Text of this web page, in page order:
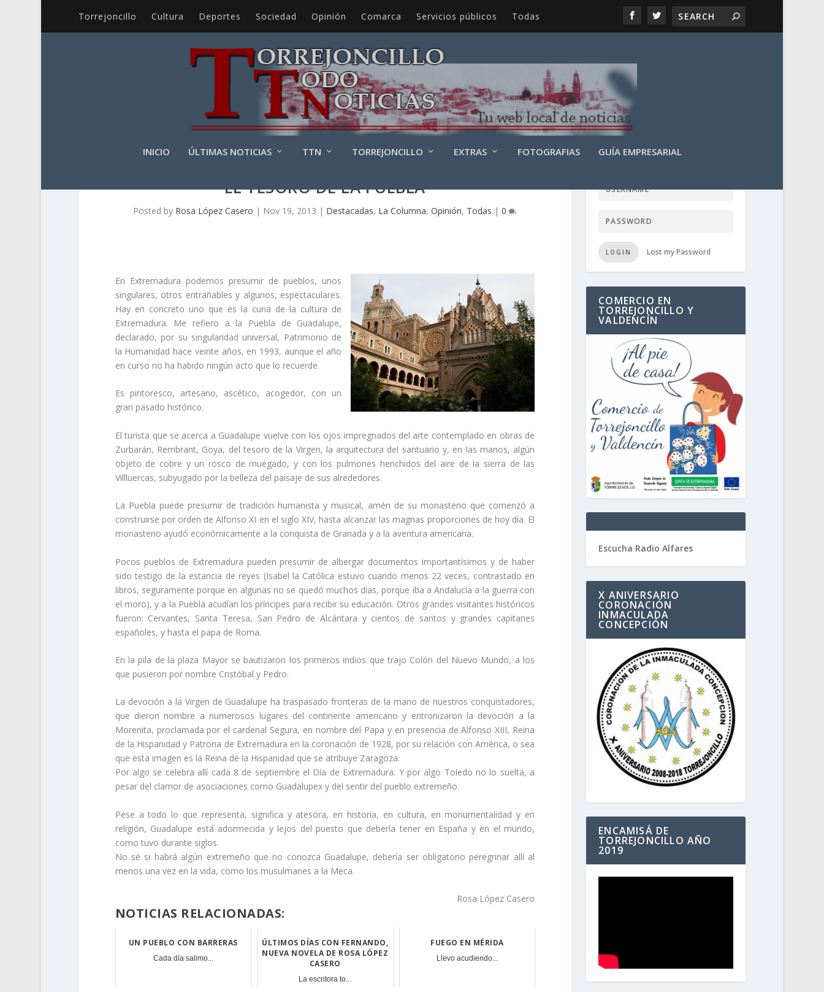
Torrejoncillo Cultura Deportes Sociedad Opinión Comarca Servicios públicos Todas
INICIO ÚLTIMAS NOTICIAS TTN TORREJONCILLO EXTRAS FOTOGRAFIAS GUÍA EMPRESARIAL
EL TESORO DE LA PUEBLA
Posted by Rosa López Casero | Nov 19, 2013 | Destacadas, La Columna,Opinión, Todas |0
En Extremadura podemos presumir de pueblos, unos
singulares, otros entrañables y algunos, espectaculares.
Hay en concreto uno que es la cuna de la cultura de
Extremadura. Me refiero a la Puebla de Guadalupe,
declarado, por su singularidad universal, Patrimonio de
la Humanidad hace veinte años, en 1993, aunque el año
en curso no ha habido ningún acto que lo recuerde.
Es pintoresco, artesano, ascético, acogedor, con un
gran pasado histórico.
El turista que se acerca a Guadalupe vuelve con los ojos impregnados del arte contemplado en obras de
Zurbarán, Rembrant, Goya, del tesoro de la Virgen, la arquitectura del santuario y, en las manos, algún
objeto de cobre y un rosco de muégado, y con los pulmones henchidos del aire de la sierra de las
Villluercas, subyugado por la belleza del paisaje de sus alrededores.
La Puebla puede presumir de tradición humanista y musical, amén de su monasterio que comenzó a
construirse por orden de Alfonso XI en el siglo XIV, hasta alcanzar las magnas proporciones de hoy día. El
monasterio ayudó económicamente a la conquista de Granada y a la aventura americana.
Pocos pueblos de Extremadura pueden presumir de albergar documentos importantísimos y de haber
sido testigo de la estancia de reyes (Isabel la Católica estuvo cuando menos 22 veces, contrastado en
libros, seguramente porque en algunas no se quedó muchos días, porque iba a Andalucía a la guerra con
el moro), y a la Puebla acudían los príncipes para recibir su educación. Otros grandes visitantes históricos
fueron: Cervantes, Santa Teresa, San Pedro de Alcántara y cientos de santos y grandes capitanes
españoles, y hasta el papa de Roma.
En la pila de la plaza Mayor se bautizaron los primeros indios que trajo Colón del Nuevo Mundo, a los
que pusieron por nombre Cristóbal y Pedro.
La devoción a la Virgen de Guadalupe ha traspasado fronteras de la mano de nuestros conquistadores,
que dieron nombre a numerosos lugares del continente americano y entronizaron la devoción a la
Morenita, proclamada por el cardenal Segura, en nombre del Papa y en presencia de Alfonso XIII, Reina
de la Hispanidad y Patrona de Extremadura en la coronación de 1928, por su relación con América, o sea
que esta imagen es la Reina de la Hispanidad que se atribuye Zaragoza.
Por algo se celebra allí cada 8 de septiembre el Día de Extremadura. Y por algo Toledo no lo suelta, a
pesar del clamor de asociaciones como Guadalupex y del sentir del pueblo extremeño.
Pese a todo lo que representa, significa y atesora, en historia, en cultura, en monumentalidad y en
religión, Guadalupe está adormecida y lejos del puesto que debería tener en España y en el mundo,
como tuvo durante siglos.
No sé si habrá algún extremeño que no conozca Guadalupe, debería ser obligatorio peregrinar allí al
menos una vez en la vida, como los musulmanes a la Meca.
Rosa López Casero
NOTICIAS RELACIONADAS:
UN PUEBLO CON BARRERAS
Cada día salimo...
ÚLTIMOS DÍAS CON FERNANDO,
NUEVA NOVELA DE ROSA LÓPEZ
CASERO
La escritora to...
FUEGO EN MÉRIDA
Llevo acudiendo...
LOGIN USER TTN
LOGIN Lost my Password
COMERCIO EN
TORREJONCILLO Y
VALDENCÍN
Escucha Radio Alfares
X ANIVERSARIO
CORONACIÓN
INMACULADA
CONCEPCIÓN
ENCAMISÁ DE
TORREJONCILLO AÑO
2019